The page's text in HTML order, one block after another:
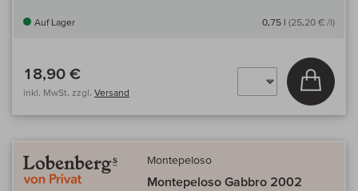
Auf Lager 0,75 l (25,20 € /l)
18,90 €
inkl. MwSt, zzgl. Versand
In
Montepeloso
Montepeloso Gabbro 2002